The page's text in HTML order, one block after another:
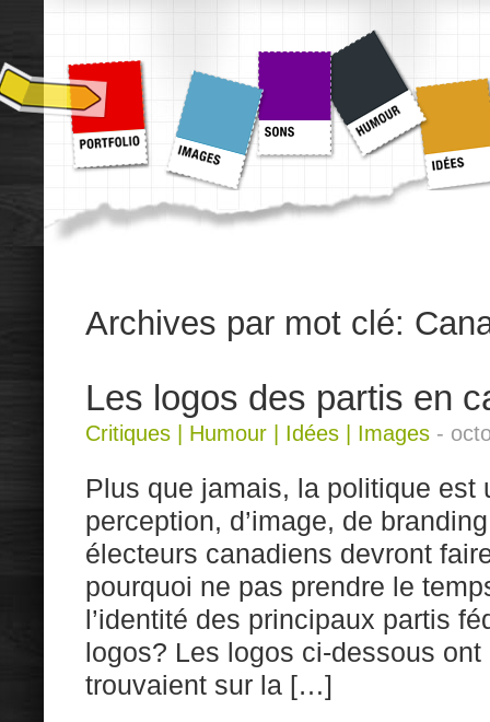
Archives par mot clé:
Les logos des partis en
Critiques Humour Idées Images -
Plus que jamais, la politique est
perception, d’image, de
électeurs canadiens devront
pourquoi ne pas prendre le
l’identité des principaux partis
logos? Les logos ci-dessous ont
trouvaient sur la […]